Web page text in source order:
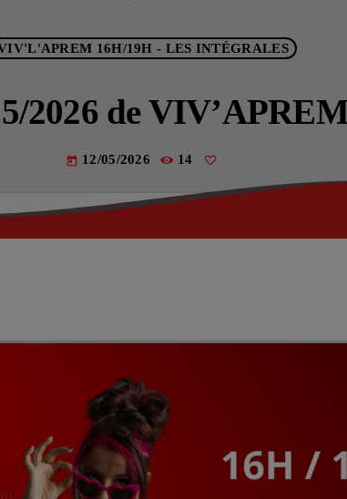
Les
LES
16H/19H - LES INTÉGRALES
2026 de
today 12/05/2026 14